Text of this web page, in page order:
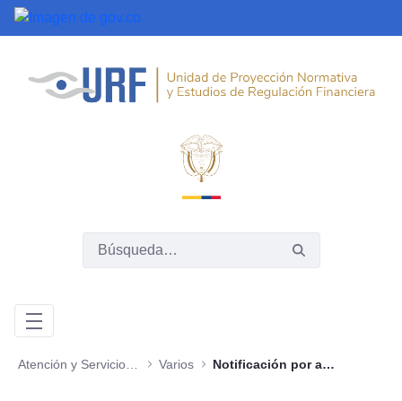
Saltar al contenido principal
Atención y Servicios a la Ciudadanía Varios Notificación por aviso